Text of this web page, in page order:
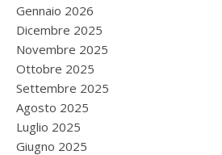
Gennaio 2026
Dicembre 2025
Novembre 2025
Ottobre 2025
Settembre 2025
Agosto 2025
Luglio 2025
Giugno 2025